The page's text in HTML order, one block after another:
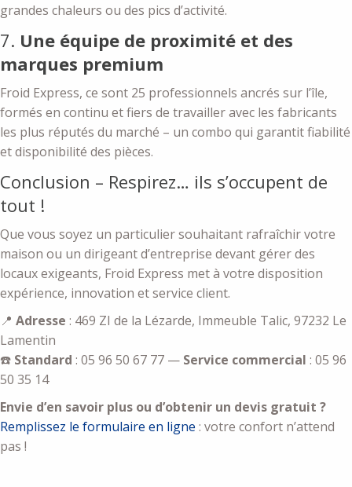
grandes chaleurs ou des pics d’activité.
7. Une équipe de proximité et des
marques premium
Froid Express, ce sont 25 professionnels ancrés sur l’île,
formés en continu et fiers de travailler avec les fabricants
les plus réputés du marché – un combo qui garantit fiabilité
et disponibilité des pièces.
Conclusion – Respirez… ils s’occupent de
tout !
Que vous soyez un particulier souhaitant rafraîchir votre
maison ou un dirigeant d’entreprise devant gérer des
locaux exigeants, Froid Express met à votre disposition
expérience, innovation et service client.
📍 Adresse : 469 ZI de la Lézarde, Immeuble Talic, 97232 Le
Lamentin
☎️ Standard : 05 96 50 67 77 — Service commercial : 05 96
50 35 14
Envie d’en savoir plus ou d’obtenir un devis gratuit ?
Remplissez le formulaire en ligne : votre confort n’attend
pas !